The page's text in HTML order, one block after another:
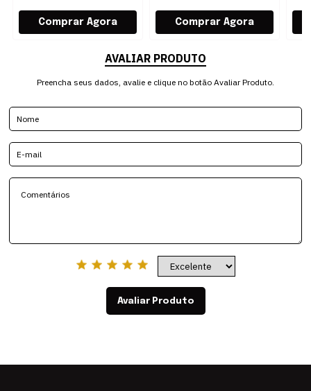
AVALIAR PRODUTO
Preencha seus dados, avalie e clique no botão Avaliar Produto.
Avaliar Produto